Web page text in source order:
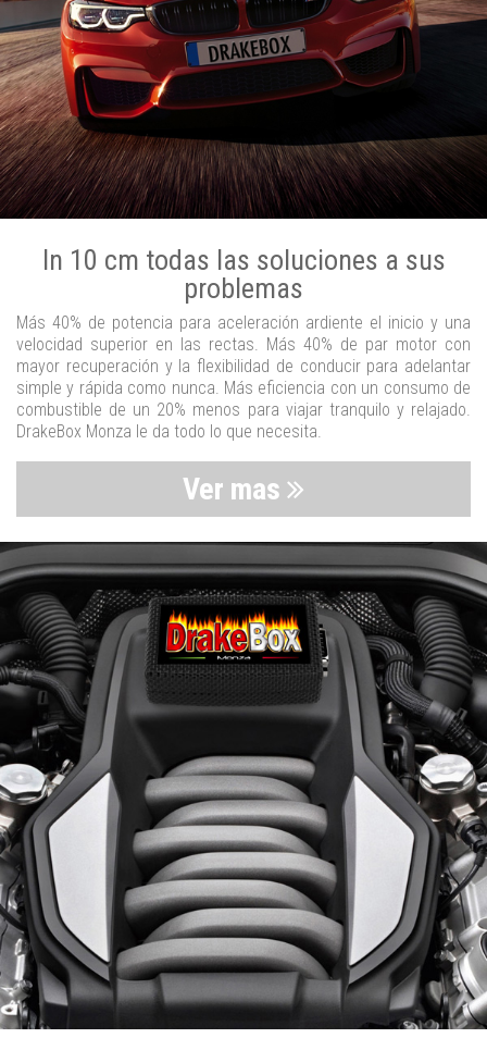
In 10 cm todas las soluciones a sus
problemas
Más 40% de potencia para aceleración ardiente el inicio y una
velocidad superior en las rectas. Más 40% de par motor con
mayor recuperación y la flexibilidad de conducir para adelantar
simple y rápida como nunca. Más eficiencia con un consumo de
combustible de un 20% menos para viajar tranquilo y relajado.
DrakeBox Monza le da todo lo que necesita.
Ver mas